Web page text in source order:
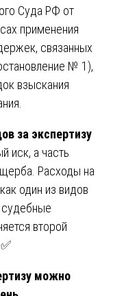
Суда РФ от
применения
связанных
№ 1),
взыскания
за экспертизу
иск, а часть
Расходы на
один из видов
второй
можно